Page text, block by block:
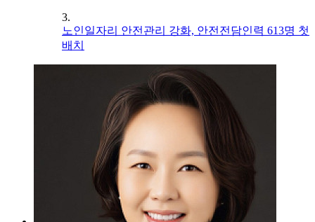
3.
노인일자리 안전관리 강화, 안전전담인력 613명 첫
배치